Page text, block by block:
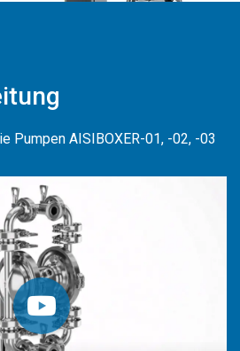
Pumpen AISIBOXER-01, -02, -03